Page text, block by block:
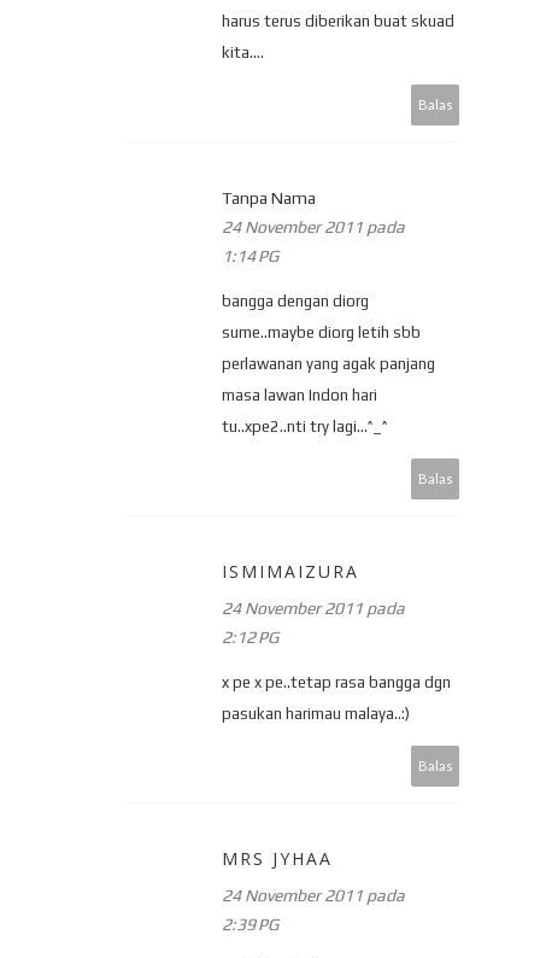
harus terus diberikan buat skuad
kita....
Balas
Tanpa Nama
24 November 2011 pada
1:14 PG
bangga dengan diorg
sume..maybe diorg letih sbb
perlawanan yang agak panjang
masa lawan Indon hari
tu..xpe2..nti try lagi...^_^
Balas
ISMIMAIZURA
24 November 2011 pada
2:12 PG
x pe x pe..tetap rasa bangga dgn
pasukan harimau malaya..:)
Balas
MRS JYHAA
24 November 2011 pada
2:39 PG